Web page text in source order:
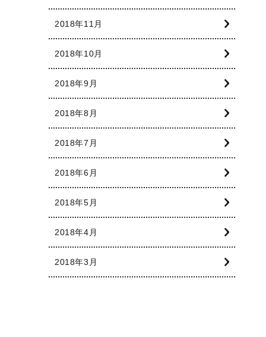
2018年11月
2018年10月
2018年9月
2018年8月
2018年7月
2018年6月
2018年5月
2018年4月
2018年3月